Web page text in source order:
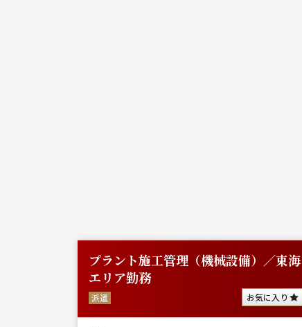
プラント施工管理（機械設備）／東海
エリア勤務
派遣 お気に入り